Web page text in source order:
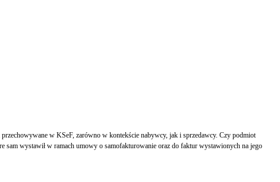
w KSeF, zarówno w kontekście nabywcy, jak i sprzedawcy. Czy podmiot
sam wystawił w ramach umowy o samofakturowanie oraz do faktur wystawionych na jego